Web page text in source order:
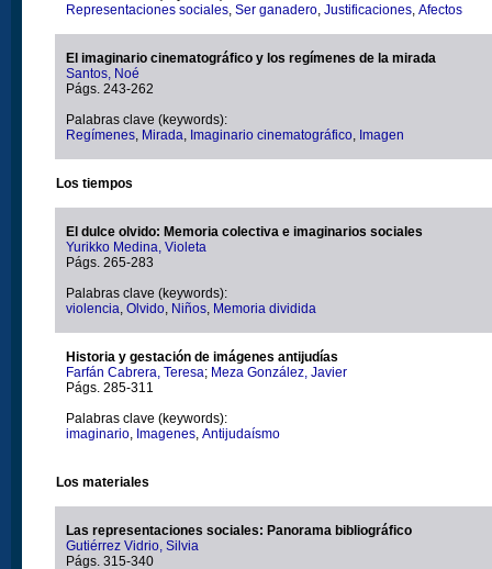
Representaciones sociales Ser ganadero Justificaciones Afectos
El imaginario cinematográfico y los regímenes de la mirada
Santos, Noé
Págs. 243-262
Palabras clave (keywords):
Regímenes Mirada Imaginario cinematográfico Imagen
Los tiempos
El dulce olvido: Memoria colectiva e imaginarios sociales
Yurikko Medina, Violeta
Págs. 265-283
Palabras clave (keywords):
violencia Olvido Niños Memoria dividida
Historia y gestación de imágenes antijudías
Farfán Cabrera, Teresa; Meza González, Javier
Págs. 285-311
Palabras clave (keywords):
imaginario Imagenes Antijudaísmo
Los materiales
Las representaciones sociales: Panorama bibliográfico
Gutiérrez Vidrio, Silvia
Págs. 315-340